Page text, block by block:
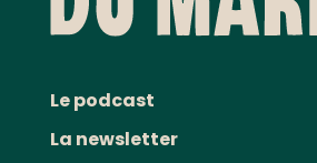
Le podcast
La newsletter